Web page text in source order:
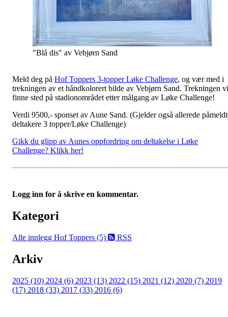
"Blå dis" av Vebjørn Sand
Meld deg på Hof Toppers 3-topper Løke Challenge, og vær med i
trekningen av et håndkolorert bilde av Vebjørn Sand. Trekningen
finne sted på stadionområdet etter målgang av Løke Challenge!
Verdi 9500,- sponset av Aune Sand. (Gjelder også allerede
deltakere 3 topper/Løke Challenge)
Gikk du glipp av Aunes oppfordring om deltakelse i Løke
Challenge? Klikk her!
Logg inn for å skrive en kommentar.
Kategori
Alle innlegg Hof Toppers (5) RSS
Arkiv
2025 (10) 2024 (6) 2023 (13) 2022 (15) 2021 (12) 2020 (7) 2019
(17) 2018 (33) 2017 (33) 2016 (6)